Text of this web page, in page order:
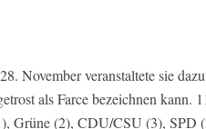
November veranstaltete sie
als Farce bezeichnen kann.
Grüne (2), CDU/CSU (3), SPD